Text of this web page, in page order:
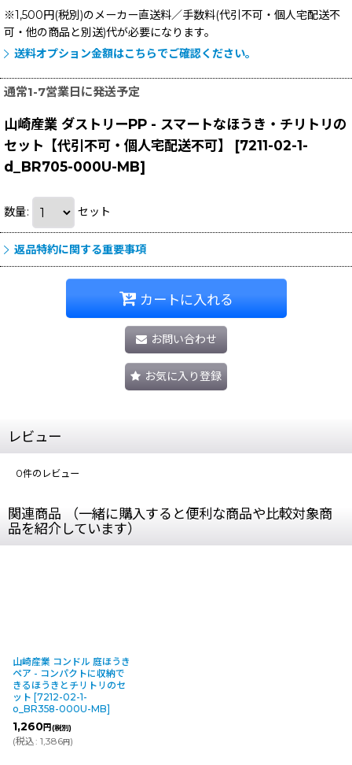
※1,500円(税別)のメーカー直送料／手数料(代引不可・個人宅配送不
可・他の商品と別送)代が必要になります。
送料オプション金額はこちらでご確認ください。
通常1-7営業日に発送予定
山崎産業 ダストリーPP - スマートなほうき・チリトリの
セット【代引不可・個人宅配送不可】
[7211-02-1-
d_BR705-000U-MB]
数量: セット
返品特約に関する重要事項
カートに入れる
お問い合わせ
お気に入り登録
レビュー
0件のレビュー
関連商品 （一緒に購入すると便利な商品や比較対象商
品を紹介しています）
山崎産業 コンドル 庭ほうき
ペア - コンパクトに収納で
きるほうきとチリトリのセ
ット [7212-02-1-
o_BR358-000U-MB]
1,260円(税別)
(税込: 1,386円)